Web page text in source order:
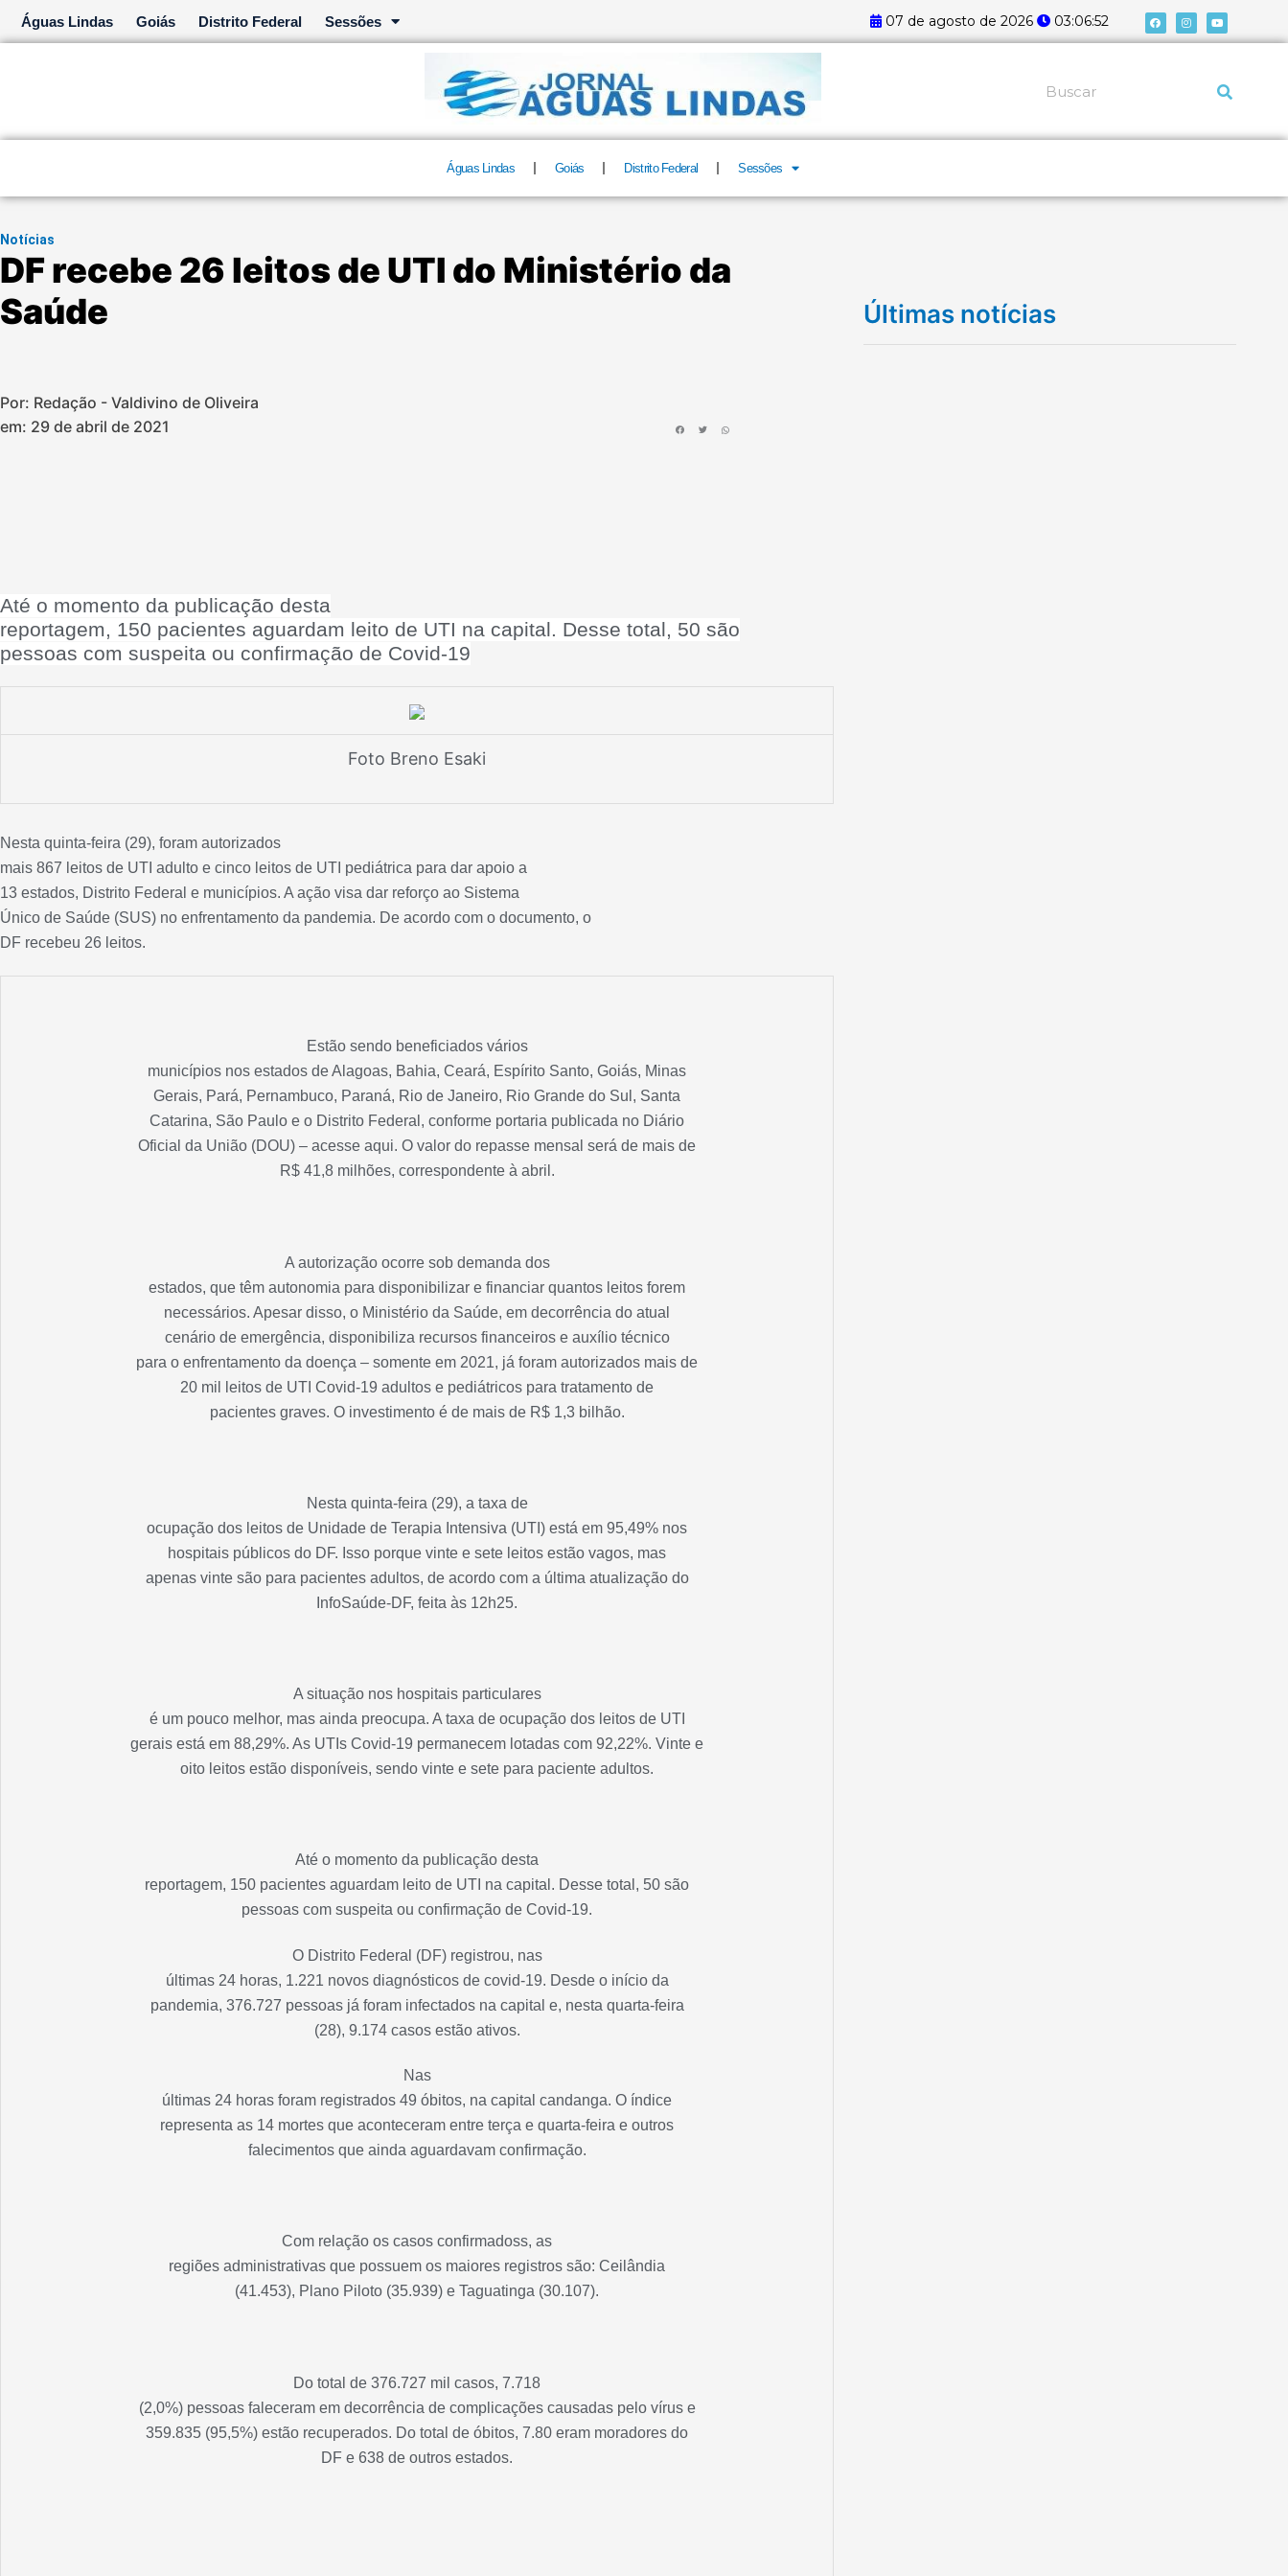
para
Águas Lindas Goiás Distrito Federal Sessões 07 de agosto de 2026 03:06:53 F
a
c
e
I
n
s
t
Y
o
u
t
Pesquisar
Águas Lindas Goiás Distrito Federal Sessões
Notícias
DF recebe 26 leitos de UTI do Ministério da
Saúde
Por: Redação - Valdivino de Oliveira
em: 29 de abril de 2021
Até o momento da publicação desta
reportagem, 150 pacientes aguardam leito de UTI na capital. Desse total, 50 são
pessoas com suspeita ou confirmação de Covid-19
Foto Breno Esaki
Nesta quinta-feira (29), foram autorizados
mais 867 leitos de UTI adulto e cinco leitos de UTI pediátrica para dar apoio a
13 estados, Distrito Federal e municípios. A ação visa dar reforço ao Sistema
Único de Saúde (SUS) no enfrentamento da pandemia. De acordo com o documento, o
DF recebeu 26 leitos.
Estão sendo beneficiados vários
municípios nos estados de Alagoas, Bahia, Ceará, Espírito Santo, Goiás, Minas
Gerais, Pará, Pernambuco, Paraná, Rio de Janeiro, Rio Grande do Sul, Santa
Catarina, São Paulo e o Distrito Federal, conforme portaria publicada no Diário
Oficial da União (DOU) – acesse aqui. O valor do repasse mensal será de mais de
R$ 41,8 milhões, correspondente à abril.
A autorização ocorre sob demanda dos
estados, que têm autonomia para disponibilizar e financiar quantos leitos forem
necessários. Apesar disso, o Ministério da Saúde, em decorrência do atual
cenário de emergência, disponibiliza recursos financeiros e auxílio técnico
para o enfrentamento da doença – somente em 2021, já foram autorizados mais de
20 mil leitos de UTI Covid-19 adultos e pediátricos para tratamento de
pacientes graves. O investimento é de mais de R$ 1,3 bilhão.
Nesta quinta-feira (29), a taxa de
ocupação dos leitos de Unidade de Terapia Intensiva (UTI) está em 95,49% nos
hospitais públicos do DF. Isso porque vinte e sete leitos estão vagos, mas
apenas vinte são para pacientes adultos, de acordo com a última atualização do
InfoSaúde-DF, feita às 12h25.
A situação nos hospitais particulares
é um pouco melhor, mas ainda preocupa. A taxa de ocupação dos leitos de UTI
gerais está em 88,29%. As UTIs Covid-19 permanecem lotadas com 92,22%. Vinte e
oito leitos estão disponíveis, sendo vinte e sete para paciente adultos.
Até o momento da publicação desta
reportagem, 150 pacientes aguardam leito de UTI na capital. Desse total, 50 são
pessoas com suspeita ou confirmação de Covid-19.
O Distrito Federal (DF) registrou, nas
últimas 24 horas, 1.221 novos diagnósticos de covid-19. Desde o início da
pandemia, 376.727 pessoas já foram infectados na capital e, nesta quarta-feira
(28), 9.174 casos estão ativos.
Nas
últimas 24 horas foram registrados 49 óbitos, na capital candanga. O índice
representa as 14 mortes que aconteceram entre terça e quarta-feira e outros
falecimentos que ainda aguardavam confirmação.
Com relação os casos confirmadoss, as
regiões administrativas que possuem os maiores registros são: Ceilândia
(41.453), Plano Piloto (35.939) e Taguatinga (30.107).
Do total de 376.727 mil casos, 7.718
(2,0%) pessoas faleceram em decorrência de complicações causadas pelo vírus e
359.835 (95,5%) estão recuperados. Do total de óbitos, 7.80 eram moradores do
DF e 638 de outros estados.
Últimas notícias